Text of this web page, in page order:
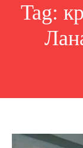
Tag: